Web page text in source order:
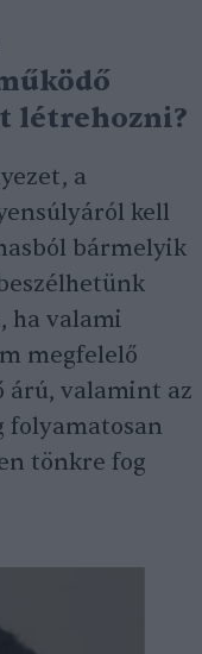
létrehozni?
a
kell
bármelyik
ha valami
megfelelő
árú, valamint az
folyamatosan
tönkre fog